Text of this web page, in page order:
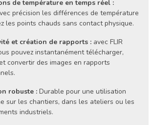
de température en temps réel :
précision les différences de température
les points chauds sans contact physique.
et création de rapports : avec FLIR
pouvez instantanément télécharger,
convertir des images en rapports
robuste : Durable pour une utilisation
sur les chantiers, dans les ateliers ou les
industriels.